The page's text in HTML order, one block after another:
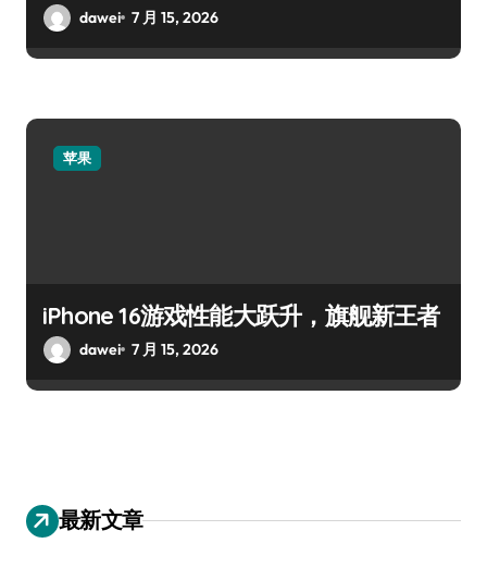
dawei 7 月 15, 2026
苹果
iPhone 16游戏性能大跃升，旗舰新王者
dawei 7 月 15, 2026
最新文章